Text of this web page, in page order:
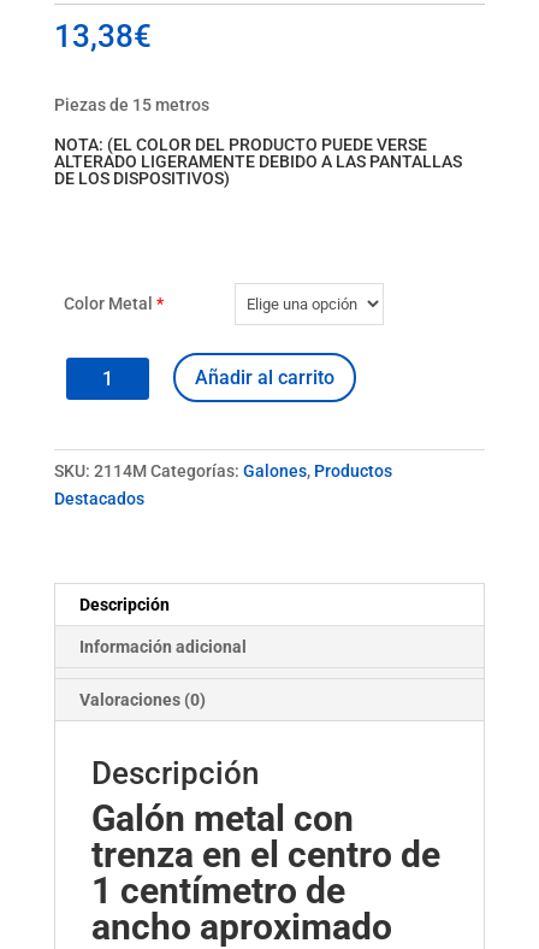
13,38€
Piezas de 15 metros
NOTA: (EL COLOR DEL PRODUCTO PUEDE VERSE
ALTERADO LIGERAMENTE DEBIDO A LAS PANTALLAS
DE LOS DISPOSITIVOS)
Color Metal *
Galón
Metal
Trenza
2114M
cantidad
Añadir al carrito
SKU: 2114M Categorías: Galones, Productos
Destacados
Descripción
Información adicional
Valoraciones (0)
Descripción
Galón metal con
trenza en el centro de
1 centímetro de
ancho aproximado